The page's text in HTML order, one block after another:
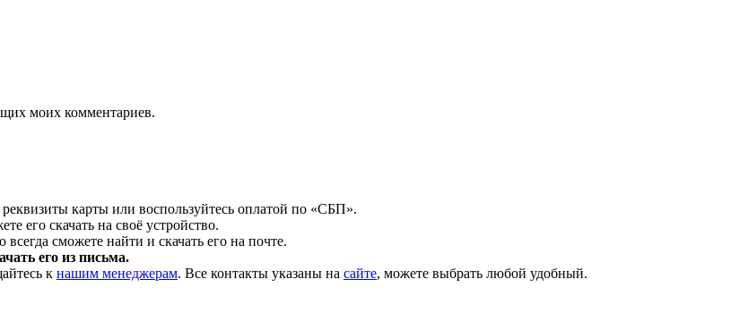
моих комментариев.
карты или воспользуйтесь оплатой по «СБП».
его скачать на своё устройство.
сможете найти и скачать его на почте.
его из письма.
к нашим менеджерам. Все контакты указаны на сайте, можете выбрать любой удобный.